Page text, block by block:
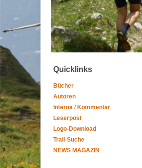
Quicklinks
Bücher
Autoren
Interna / Kommentar
Leserpost
Logo-Download
Trail-Suche
NEWS MAGAZIN